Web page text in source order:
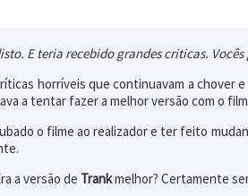
E teria recebido grandes criticas.
horríveis que continuavam a
a tentar fazer a melhor versão com o
o filme ao realizador e ter feito
a versão de Trankmelhor? Certamente